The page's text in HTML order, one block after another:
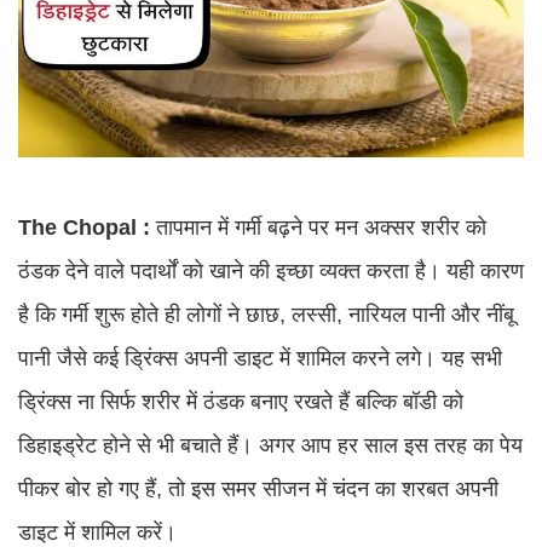
The Chopal :तापमान में गर्मी बढ़ने पर मन अक्सर शरीर को
ठंडक देने वाले पदार्थों को खाने की इच्छा व्यक्त करता है। यही कारण
है कि गर्मी शुरू होते ही लोगों ने छाछ, लस्सी, नारियल पानी और नींबू
पानी जैसे कई ड्रिंक्स अपनी डाइट में शामिल करने लगे। यह सभी
ड्रिंक्स ना सिर्फ शरीर में ठंडक बनाए रखते हैं बल्कि बॉडी को
डिहाइड्रेट होने से भी बचाते हैं। अगर आप हर साल इस तरह का पेय
पीकर बोर हो गए हैं, तो इस समर सीजन में चंदन का शरबत अपनी
डाइट में शामिल करें।